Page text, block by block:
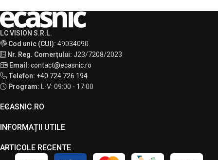
LC VISION S.R.L.
Cod unic (CUI): 49034090
Nr. Reg. Comerțului: J23/7208/2023
Email: contact@ecasnic.ro
Telefon: +40 724 726 194
Program:
L-V: 09:00 - 17:00
ECASNIC.RO
INFORMAȚII UTILE
ARTICOLE RECENTE